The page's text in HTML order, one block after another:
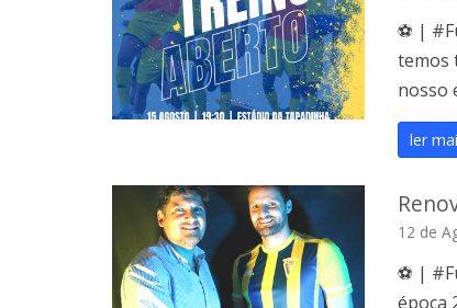
⚽️ |
temos
nosso
ler
12 de
⚽️ |
época